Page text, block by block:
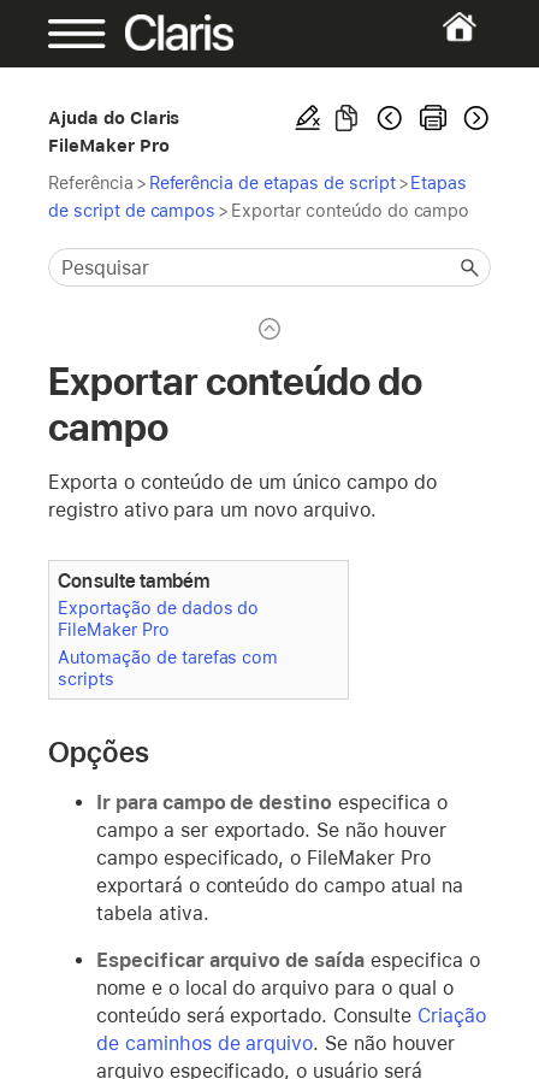
Ajuda do Claris
FileMaker Pro
Referência > Referência de etapas de script >Etapas
de script de campos > Exportar conteúdo do campo
Exportar conteúdo do
campo
Exporta o conteúdo de um único campo do
registro ativo para um novo arquivo.
Consulte também
Exportação de dados do
FileMaker Pro
Automação de tarefas com
scripts
Opções
Ir para campo de destino especifica o
campo a ser exportado. Se não houver
campo especificado, o FileMaker Pro
exportará o conteúdo do campo atual na
tabela ativa.
Especificar arquivo de saídaespecifica o
nome e o local do arquivo para o qual o
conteúdo será exportado. Consulte Criação
de caminhos de arquivo. Se não houver
arquivo especificado, o usuário será